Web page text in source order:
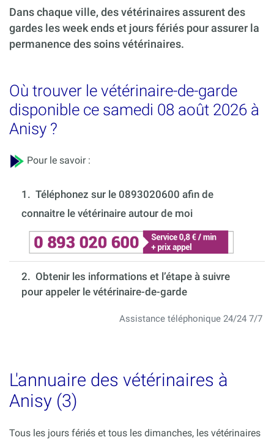
Dans chaque ville, des vétérinaires assurent des
gardes les week ends et jours fériés pour assurer la
permanence des soins vétérinaires.
Où trouver le vétérinaire-de-garde
disponible ce samedi 08 août 2026 à
Anisy ?
Pour le savoir :
1. Téléphonez sur le 0893020600 afin de
connaitre le vétérinaire autour de moi
2. Obtenir les informations et l’étape à suivre
pour appeler le vétérinaire-de-garde
Assistance téléphonique 24/24 7/7
L'annuaire des vétérinaires à
Anisy (3)
Tous les jours fériés et tous les dimanches, les vétérinaires